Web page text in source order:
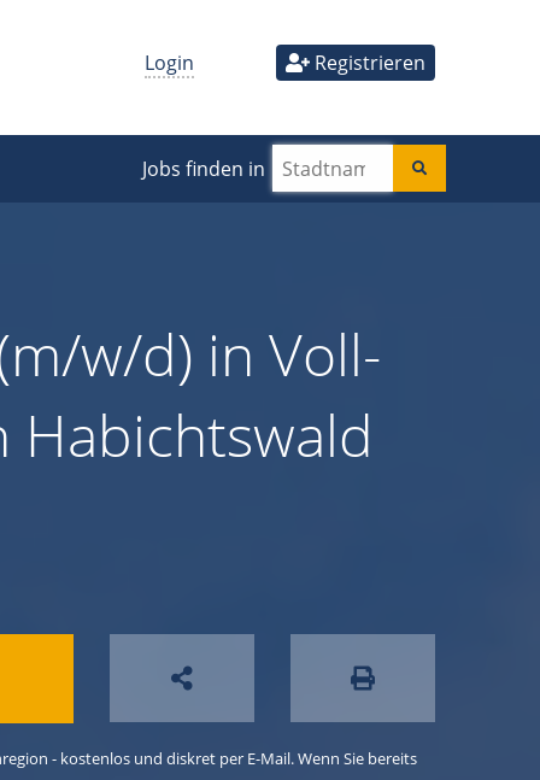
Login Registrieren
Jobs finden in
w/d) in Voll-
Habichtswald
- kostenlos und diskret per E-Mail. Wenn Sie bereits